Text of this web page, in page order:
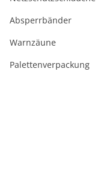
Absperrbänder
Warnzäune
Palettenverpackung